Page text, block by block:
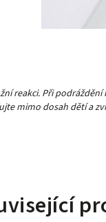
reakci. Při
mimo dosah dětí a